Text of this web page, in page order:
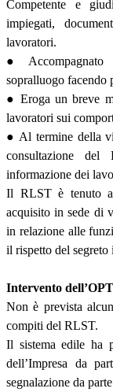
Competente e
impiegati,
lavoratori.
● Accompagnato
sopralluogo facendo
● Eroga un breve
lavoratori sui
● Al termine della
consultazione
informazione dei
Il RLST è tenuto
acquisito in sede di
in relazione alle
il rispetto del segreto
Intervento dell’OPT
Non è prevista
compiti del RLST.
Il sistema edile ha
dell’Impresa da
segnalazione da